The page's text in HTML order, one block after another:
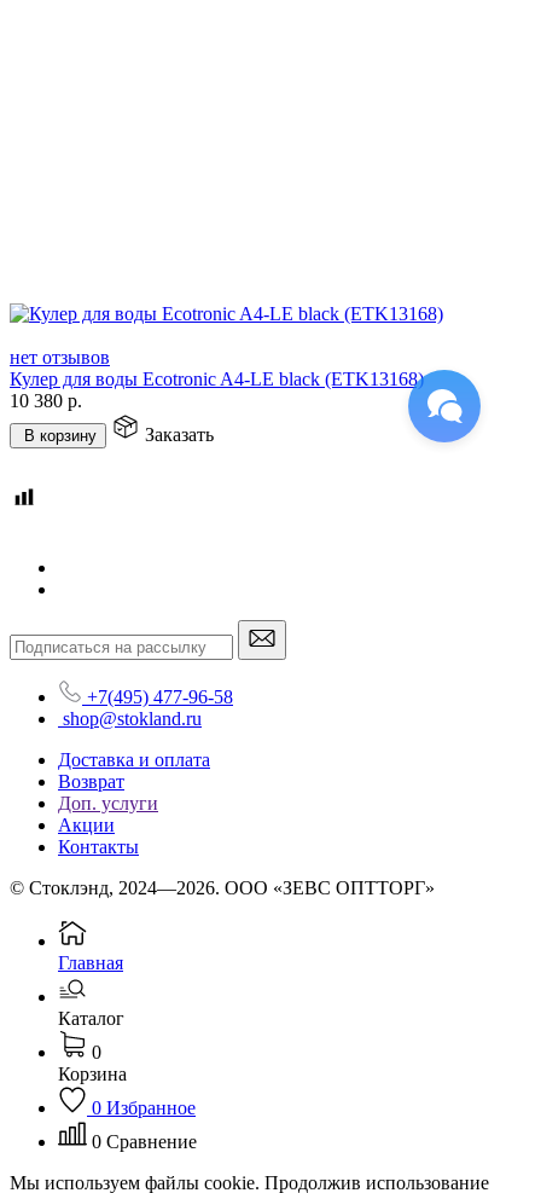
нет отзывов
Кулер для воды Ecotronic A4-LE black (ETK13168)
10 380 р.
В корзину Заказать
+7(495) 477-96-58
shop@stokland.ru
Доставка и оплата
Возврат
Доп. услуги
Акции
Контакты
© Стоклэнд, 2024—2026. ООО «ЗЕВС ОПТТОРГ»
Главная
Каталог
0
Корзина
0 Избранное
0 Сравнение
Мы используем файлы cookie. Продолжив использование